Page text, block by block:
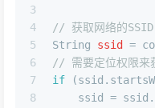
3
4
5
6
7
8
// 获取网络的SSID
String
ssid =
// 需要定位权限来
if
ssid =